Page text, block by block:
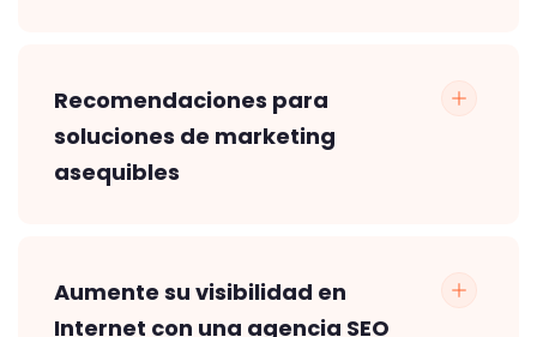
Recomendaciones para
soluciones de marketing
asequibles
Aumente su visibilidad en
Internet con una agencia SEO